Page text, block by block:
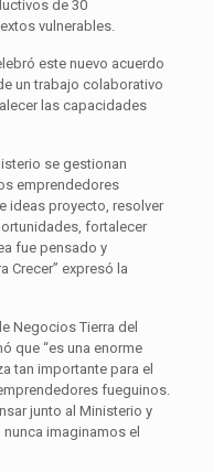
de 30
vulnerables.
este nuevo acuerdo
un trabajo colaborativo
las capacidades
se gestionan
emprendedores
ideas proyecto, resolver
fortalecer
fue pensado y
Crecer” expresó la
Negocios Tierra del
que “es una enorme
tan importante para el
fueguinos.
junto al Ministerio y
imaginamos el